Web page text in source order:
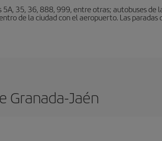
35, 36, 888, 999, entre otras; autobuses de
de la ciudad con el aeropuerto. Las paradas
Granada-Jaén